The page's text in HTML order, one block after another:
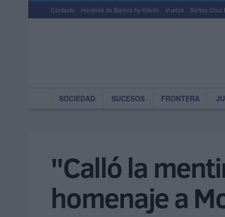
Contacto Horarios de Barcos by Kikoto Vuelos Sorteo Cruz
SOCIEDAD SUCESOS FRONTERA
"Calló la
homenaje a